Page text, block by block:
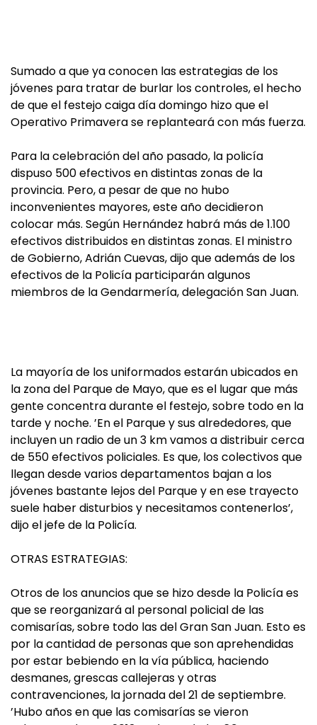
Sumado a que ya conocen las estrategias de los
jóvenes para tratar de burlar los controles, el hecho
de que el festejo caiga día domingo hizo que el
Operativo Primavera se replanteará con más fuerza.
Para la celebración del año pasado, la policía
dispuso 500 efectivos en distintas zonas de la
provincia. Pero, a pesar de que no hubo
inconvenientes mayores, este año decidieron
colocar más. Según Hernández habrá más de 1.100
efectivos distribuidos en distintas zonas. El ministro
de Gobierno, Adrián Cuevas, dijo que además de los
efectivos de la Policía participarán algunos
miembros de la Gendarmería, delegación San Juan.
La mayoría de los uniformados estarán ubicados en
la zona del Parque de Mayo, que es el lugar que más
gente concentra durante el festejo, sobre todo en la
tarde y noche. ’En el Parque y sus alrededores, que
incluyen un radio de un 3 km vamos a distribuir cerca
de 550 efectivos policiales. Es que, los colectivos que
llegan desde varios departamentos bajan a los
jóvenes bastante lejos del Parque y en ese trayecto
suele haber disturbios y necesitamos contenerlos’,
dijo el jefe de la Policía.
OTRAS ESTRATEGIAS:
Otros de los anuncios que se hizo desde la Policía es
que se reorganizará al personal policial de las
comisarías, sobre todo las del Gran San Juan. Esto es
por la cantidad de personas que son aprehendidas
por estar bebiendo en la vía pública, haciendo
desmanes, grescas callejeras y otras
contravenciones, la jornada del 21 de septiembre.
’Hubo años en que las comisarías se vieron